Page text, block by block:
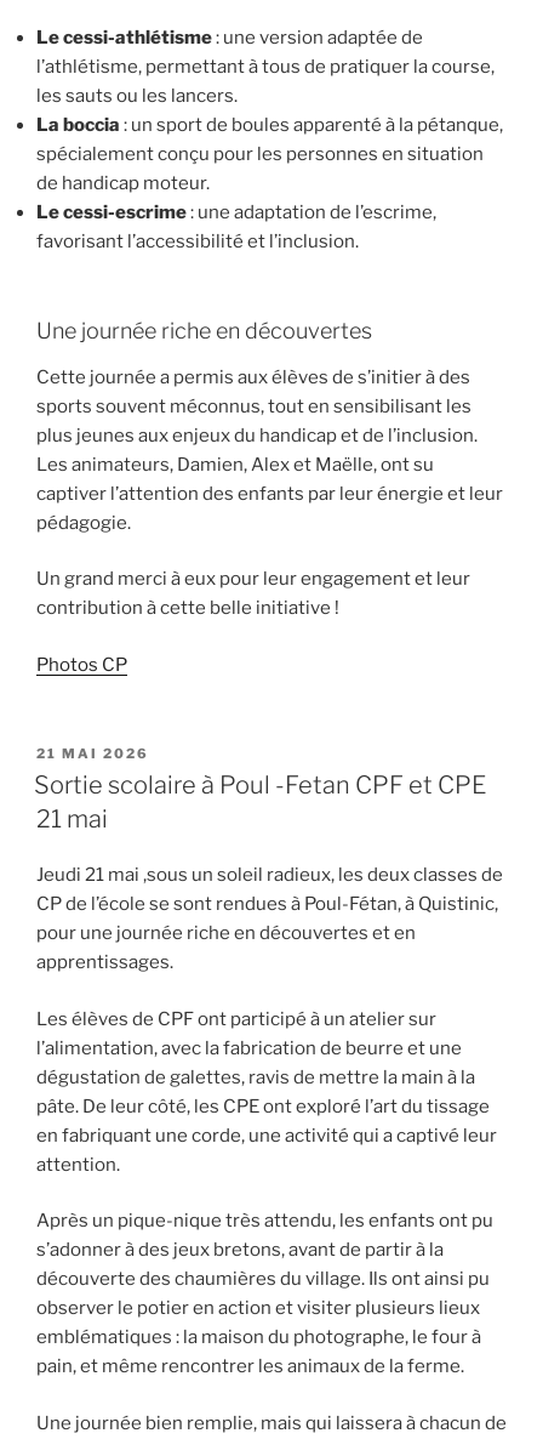
Le cessi-athlétisme: une version adaptée de
l’athlétisme, permettant à tous de pratiquer la course,
les sauts ou les lancers.
La boccia : un sport de boules apparenté à la pétanque,
spécialement conçu pour les personnes en situation
de handicap moteur.
Le cessi-escrime: une adaptation de l’escrime,
favorisant l’accessibilité et l’inclusion.
Une journée riche en découvertes
Cette journée a permis aux élèves de s’initier à des
sports souvent méconnus, tout en sensibilisant les
plus jeunes aux enjeux du handicap et de l’inclusion.
Les animateurs, Damien, Alex et Maëlle, ont su
captiver l’attention des enfants par leur énergie et leur
pédagogie.
Un grand merci à eux pour leur engagement et leur
contribution à cette belle initiative !
Photos CP
PUBLIÉ
LE
21 MAI 2026
Sortie scolaire à Poul -Fetan CPF et CPE
21 mai
Jeudi 21 mai ,sous un soleil radieux, les deux classes de
CP de l’école se sont rendues à Poul-Fétan, à Quistinic,
pour une journée riche en découvertes et en
apprentissages.
Les élèves de CPF ont participé à un atelier sur
l’alimentation, avec la fabrication de beurre et une
dégustation de galettes, ravis de mettre la main à la
pâte. De leur côté, les CPE ont exploré l’art du tissage
en fabriquant une corde, une activité qui a captivé leur
attention.
Après un pique-nique très attendu, les enfants ont pu
s’adonner à des jeux bretons, avant de partir à la
découverte des chaumières du village. Ils ont ainsi pu
observer le potier en action et visiter plusieurs lieux
emblématiques : la maison du photographe, le four à
pain, et même rencontrer les animaux de la ferme.
Une journée bien remplie, mais qui laissera à chacun de